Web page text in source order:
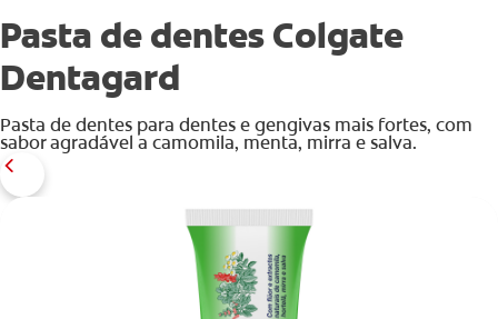
Pasta de dentes Colgate
Dentagard
Pasta de dentes para dentes e gengivas mais fortes, com
sabor agradável a camomila, menta, mirra e salva.